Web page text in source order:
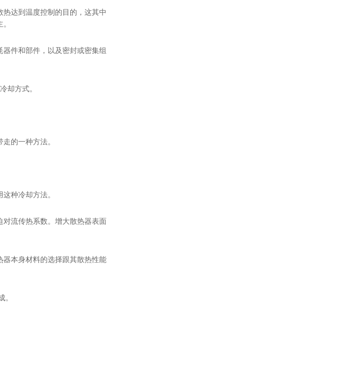
达到温度控制的目的，这其中
件和部件，以及密封或密集组
却方式。
的一种方法。
种冷却方法。
流传热系数。增大散热器表面
本身材料的选择跟其散热性能
。